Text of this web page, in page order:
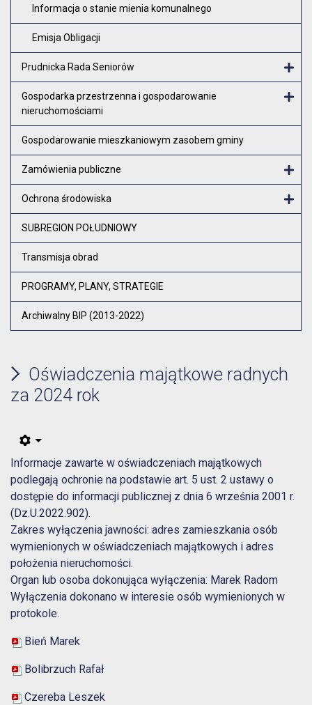
Informacja o stanie mienia komunalnego
Emisja Obligacji
Prudnicka Rada Seniorów
Gospodarka przestrzenna i gospodarowanie
nieruchomościami
Gospodarowanie mieszkaniowym zasobem gminy
Zamówienia publiczne
Ochrona środowiska
SUBREGION POŁUDNIOWY
Transmisja obrad
PROGRAMY, PLANY, STRATEGIE
Archiwalny BIP (2013-2022)
Oświadczenia majątkowe radnych
za 2024 rok
Informacje zawarte w oświadczeniach majątkowych
podlegają ochronie na podstawie art. 5 ust. 2 ustawy o
dostępie do informacji publicznej z dnia 6 września 2001 r.
(Dz.U.2022.902).
Zakres wyłączenia jawności: adres zamieszkania osób
wymienionych w oświadczeniach majątkowych i adres
położenia nieruchomości.
Organ lub osoba dokonująca wyłączenia: Marek Radom
Wyłączenia dokonano w interesie osób wymienionych w
protokole.
Bień Marek
Bolibrzuch Rafał
Czereba Leszek